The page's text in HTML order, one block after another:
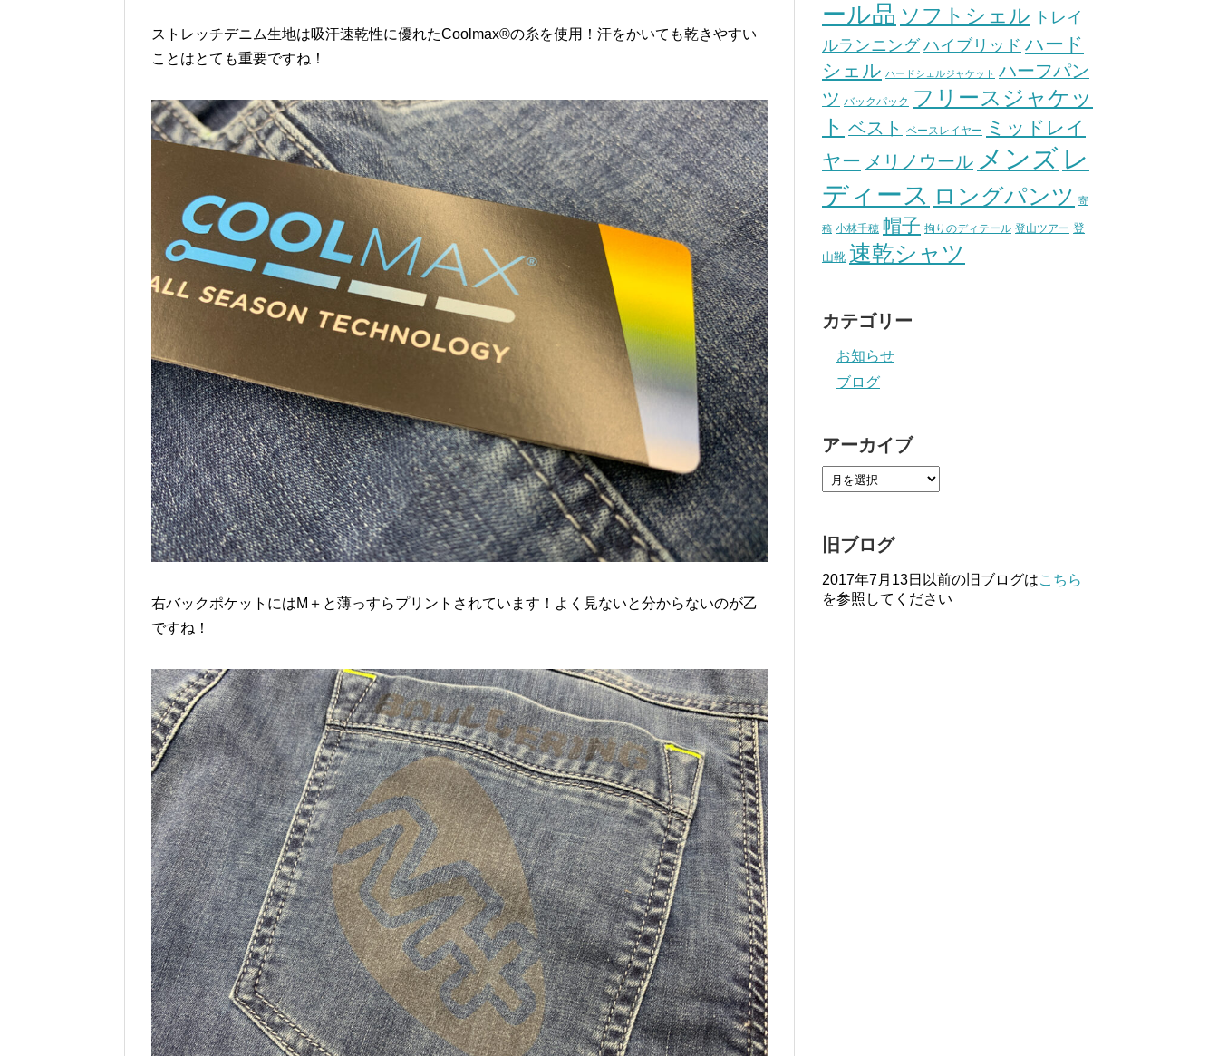
ストレッチデニム生地は吸汗速乾性に優れたCoolmax®の糸を使用！汗をかいても乾きやすい
ことはとても重要ですね！
右バックポケットにはM＋と薄っすらプリントされています！よく見ないと分からないのが乙
ですね！
ール品 ソフトシェル トレイ
ルランニング ハイブリッド ハード
シェル ハードシェルジャケット ハーフパン
ツ バックパック
フリースジャケッ
ト ベスト ベースレイヤー
ミッドレイ
ヤー メリノウール メンズ レ
ディース ロングパンツ 寄
稿 小林千穂 帽子 拘りのディテール 登山ツアー 登
山靴 速乾シャツ
カテゴリー
お知らせ
ブログ
アーカイブ
旧ブログ
2017年7月13日以前の旧ブログはこちら
を参照してください